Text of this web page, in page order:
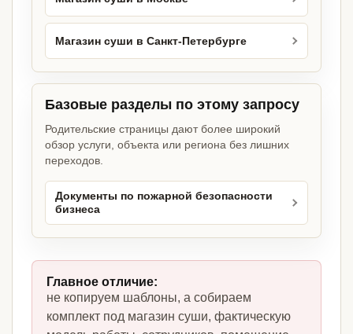
Магазин суши в Санкт-Петербурге
Базовые разделы по этому запросу
Родительские страницы дают более широкий
обзор услуги, объекта или региона без лишних
переходов.
Документы по пожарной безопасности
бизнеса
Главное отличие:
не копируем шаблоны, а собираем
комплект под магазин суши, фактическую